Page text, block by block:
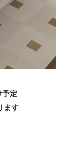
予定
ます